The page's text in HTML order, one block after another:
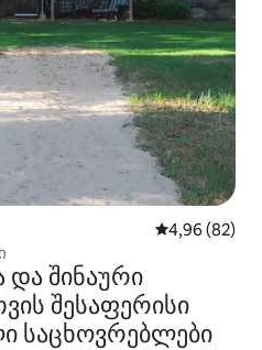
საშუალო
4,96 (82)
და შინაური
შესაფერისი
საცხოვრებლები